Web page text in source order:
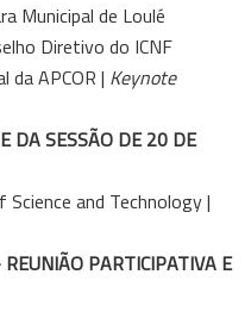
Municipal de Loulé
Diretivo do ICNF
da APCOR | Keynote
DA SESSÃO DE 20 DE
and Technology |
PARTICIPATIVA E